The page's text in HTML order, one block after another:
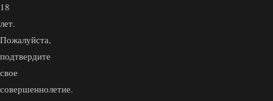
18
лет.
Пожалуйста,
подтвердите
свое
совершеннолетие.